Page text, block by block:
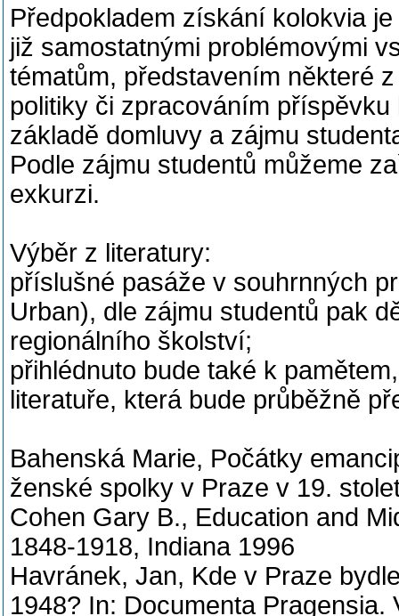
Předpokladem získání kolokvia
již samostatnými problémovými
tématům, představením některé
politiky či zpracováním
základě domluvy a zájmu
Podle zájmu studentů můžeme
exkurzi.
Výběr z literatury:
příslušné pasáže v souhrnných
Urban), dle zájmu studentů pak
regionálního školství;
přihlédnuto bude také k
literatuře, která bude průběžně
Bahenská Marie, Počátky
ženské spolky v Praze v 19.
Cohen Gary B., Education and
1848-1918, Indiana 1996
Havránek, Jan, Kde v Praze
1948? In: Documenta